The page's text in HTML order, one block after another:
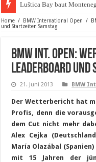
Luštica Bay baut
Home / BMW International Open /
und Startzeiten Samstag
BMW Int. Open:
Leaderboard und
21. Juni 2013 BMW
Der Wetterbericht hat
Profis, denn die
dem Cut nicht mehr
Alex Cejka
María Olazábal
mit 15 Jahren der